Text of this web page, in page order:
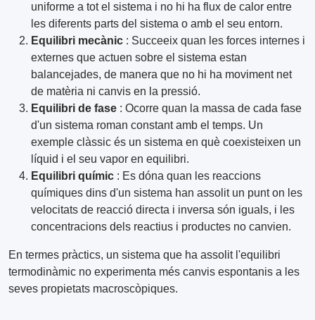
uniforme a tot el sistema i no hi ha flux de calor entre
les diferents parts del sistema o amb el seu entorn.
Equilibri mecànic : Succeeix quan les forces internes i
externes que actuen sobre el sistema estan
balancejades, de manera que no hi ha moviment net
de matèria ni canvis en la pressió.
Equilibri de fase : Ocorre quan la massa de cada fase
d'un sistema roman constant amb el temps. Un
exemple clàssic és un sistema en què coexisteixen un
líquid i el seu vapor en equilibri.
Equilibri químic : Es dóna quan les reaccions
químiques dins d'un sistema han assolit un punt on les
velocitats de reacció directa i inversa són iguals, i les
concentracions dels reactius i productes no canvien.
En termes pràctics, un sistema que ha assolit l'equilibri
termodinàmic no experimenta més canvis espontanis a les
seves propietats macroscòpiques.